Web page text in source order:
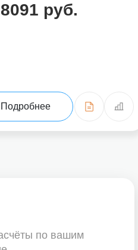
руб.
Подробнее
по вашим